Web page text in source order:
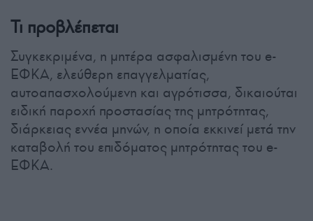
Τι προβλέπεται
Συγκεκριμένα, η μητέρα ασφαλισμένη του e-
ΕΦΚΑ, ελεύθερη επαγγελματίας,
αυτοαπασχολούμενη και αγρότισσα, δικαιούται
ειδική παροχή προστασίας της μητρότητας,
διάρκειας εννέα μηνών, η οποία εκκινεί μετά την
καταβολή του επιδόματος μητρότητας του e-
ΕΦΚΑ.